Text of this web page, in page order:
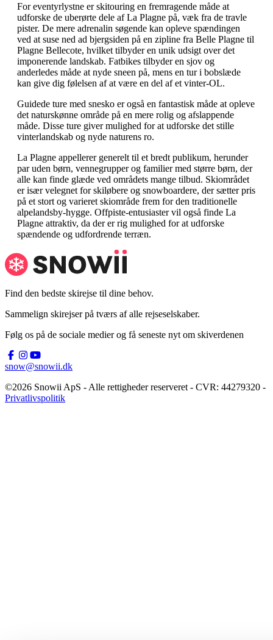
For eventyrlystne er skitouring en fremragende måde at
udforske de uberørte dele af La Plagne på, væk fra de travle
pister. De mere adrenalin søgende kan opleve spændingen
ved at suse ned ad bjergsiden på en zipline fra Belle Plagne til
Plagne Bellecote, hvilket tilbyder en unik udsigt over det
imponerende landskab. Fatbikes tilbyder en sjov og
anderledes måde at nyde sneen på, mens en tur i bobslæde
kan give dig følelsen af at være en del af et vinter-OL.
Guidede ture med snesko er også en fantastisk måde at opleve
det naturskønne område på en mere rolig og afslappende
måde. Disse ture giver mulighed for at udforske det stille
vinterlandskab og nyde naturens ro.
La Plagne appellerer generelt til et bredt publikum, herunder
par uden børn, vennegrupper og familier med større børn, der
alle kan finde glæde ved områdets mange tilbud. Skiområdet
er især velegnet for skiløbere og snowboardere, der sætter pris
på et stort og varieret skiområde frem for den traditionelle
alpelandsby-hygge. Offpiste-entusiaster vil også finde La
Plagne attraktiv, da der er rig mulighed for at udforske
spændende og udfordrende terræn.
Find den bedste skirejse til dine behov.
Sammelign skirejser på tværs af alle rejseselskaber.
Følg os på de sociale medier og få seneste nyt om skiverdenen
snow@snowii.dk
©2026 Snowii ApS - Alle rettigheder reserveret - CVR: 44279320 -
Privatlivspolitik